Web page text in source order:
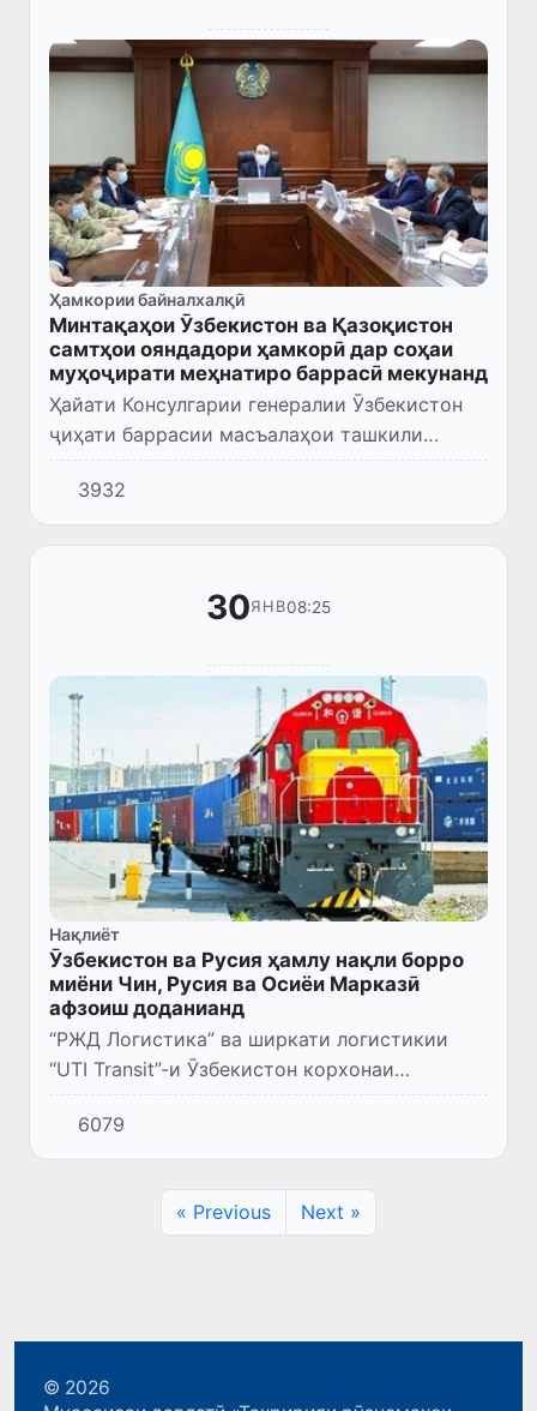
Ҳамкории байналхалқӣ
Минтақаҳои Ӯзбекистон ва Қазоқистон
самтҳои ояндадори ҳамкорӣ дар соҳаи
муҳоҷирати меҳнатиро баррасӣ мекунанд
Ҳайати Консулгарии генералии Ӯзбекистон
ҷиҳати баррасии масъалаҳои ташкили
муҳоҷирати меҳнатии бехатар, ботартиб ва
қонунии ҳамватанон ба вилояти Атирау
(Қазоқистон) сафари корӣ ан...
3932
30ЯНВ08:25
Нақлиёт
Ӯзбекистон ва Русия ҳамлу нақли борро
миёни Чин, Русия ва Осиёи Марказӣ
афзоиш доданианд
“РЖД Логистика” ва ширкати логистикии
“UTI Transit”-и Ӯзбекистон корхонаи
муштараки – “RZDL Transservice Group”-ро
таъсис доданд. Ҳадафи аслии он афзоиши
интиқоли бор дар роҳи оҳан...
6079
« Previous Next »
© 2026